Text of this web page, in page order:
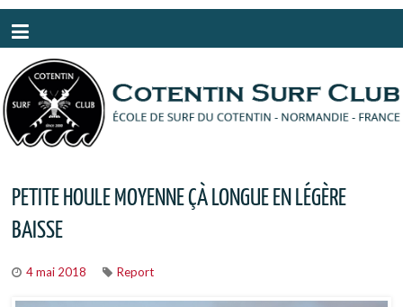
PETITE HOULE MOYENNE ÇÀ LONGUE EN LÉGÈRE
BAISSE
4 mai 2018 Report
Panneau de gestion des cookies